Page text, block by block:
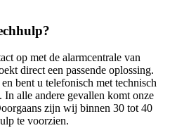
op met de alarmcentrale van
direct een passende oplossing.
bent u telefonisch met technisch
alle andere gevallen komt onze
zijn wij binnen 30 tot 40
te voorzien.